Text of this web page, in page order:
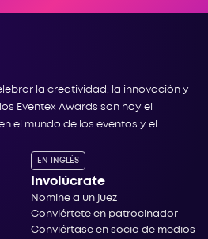
la creatividad, la innovación y
Eventex Awards son hoy el
el mundo de los eventos y el
EN INGLÉS
Involúcrate
Nomine a un juez
Conviértete en patrocinador
Conviértase en socio de medios